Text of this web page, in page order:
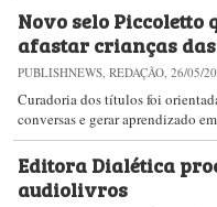
Novo selo
afastar crianças
PUBLISHNEWS, REDAÇÃO, 26/05/
Curadoria dos títulos foi
conversas e gerar aprendizado
Editora Dialética
audiolivros